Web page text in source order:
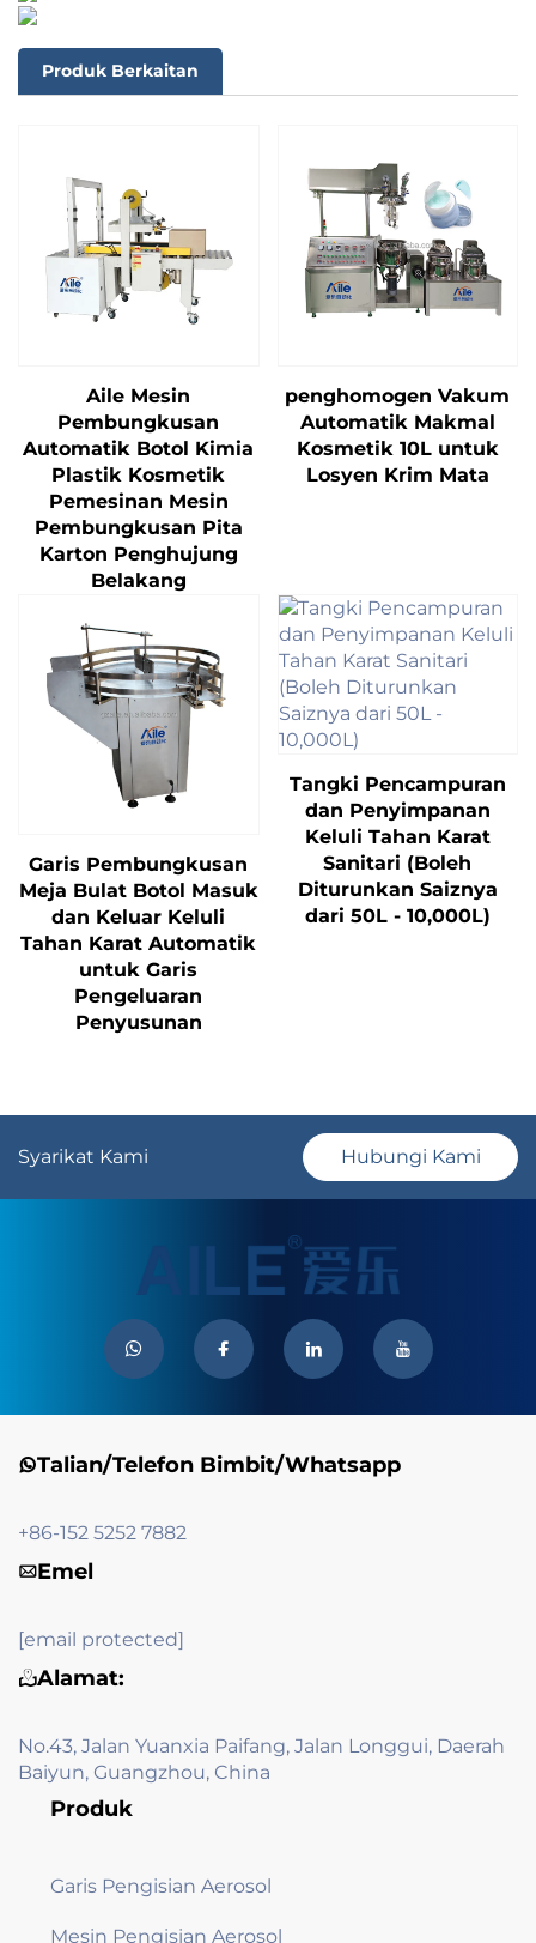
Produk Berkaitan
Aile Mesin
Pembungkusan
Automatik Botol Kimia
Plastik Kosmetik
Pemesinan Mesin
Pembungkusan Pita
Karton Penghujung
Belakang
penghomogen Vakum
Automatik Makmal
Kosmetik 10L untuk
Losyen Krim Mata
Garis Pembungkusan
Meja Bulat Botol Masuk
dan Keluar Keluli
Tahan Karat Automatik
untuk Garis
Pengeluaran
Penyusunan
Tangki Pencampuran
dan Penyimpanan
Keluli Tahan Karat
Sanitari (Boleh
Diturunkan Saiznya
dari 50L - 10,000L)
Syarikat Kami Hubungi Kami
Talian/Telefon Bimbit/Whatsapp
+86-152 5252 7882
Emel
[email protected]
Alamat:
No.43, Jalan Yuanxia Paifang, Jalan Longgui, Daerah
Baiyun, Guangzhou, China
Produk
Garis Pengisian Aerosol
Mesin Pengisian Aerosol